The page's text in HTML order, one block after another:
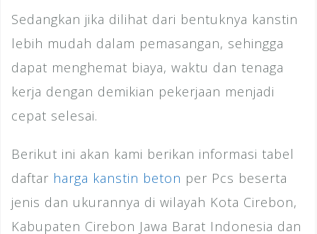
Sedangkan jika dilihat dari bentuknya kanstin
lebih mudah dalam pemasangan, sehingga
dapat menghemat biaya, waktu dan tenaga
kerja dengan demikian pekerjaan menjadi
cepat selesai.
Berikut ini akan kami berikan informasi tabel
daftar harga kanstin beton per Pcs beserta
jenis dan ukurannya di wilayah Kota Cirebon,
Kabupaten Cirebon Jawa Barat Indonesia dan